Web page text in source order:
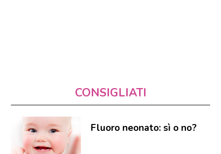
CONSIGLIATI
Fluoro neonato: sì o no?